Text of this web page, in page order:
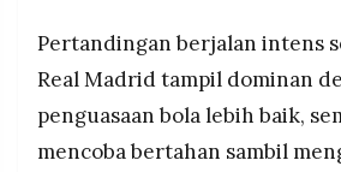
©
Resolusi.co
-
2026
RESOLUSI
Pertandingan berjalan intens
Real Madrid tampil dominan
penguasaan bola lebih baik,
mencoba bertahan sambil